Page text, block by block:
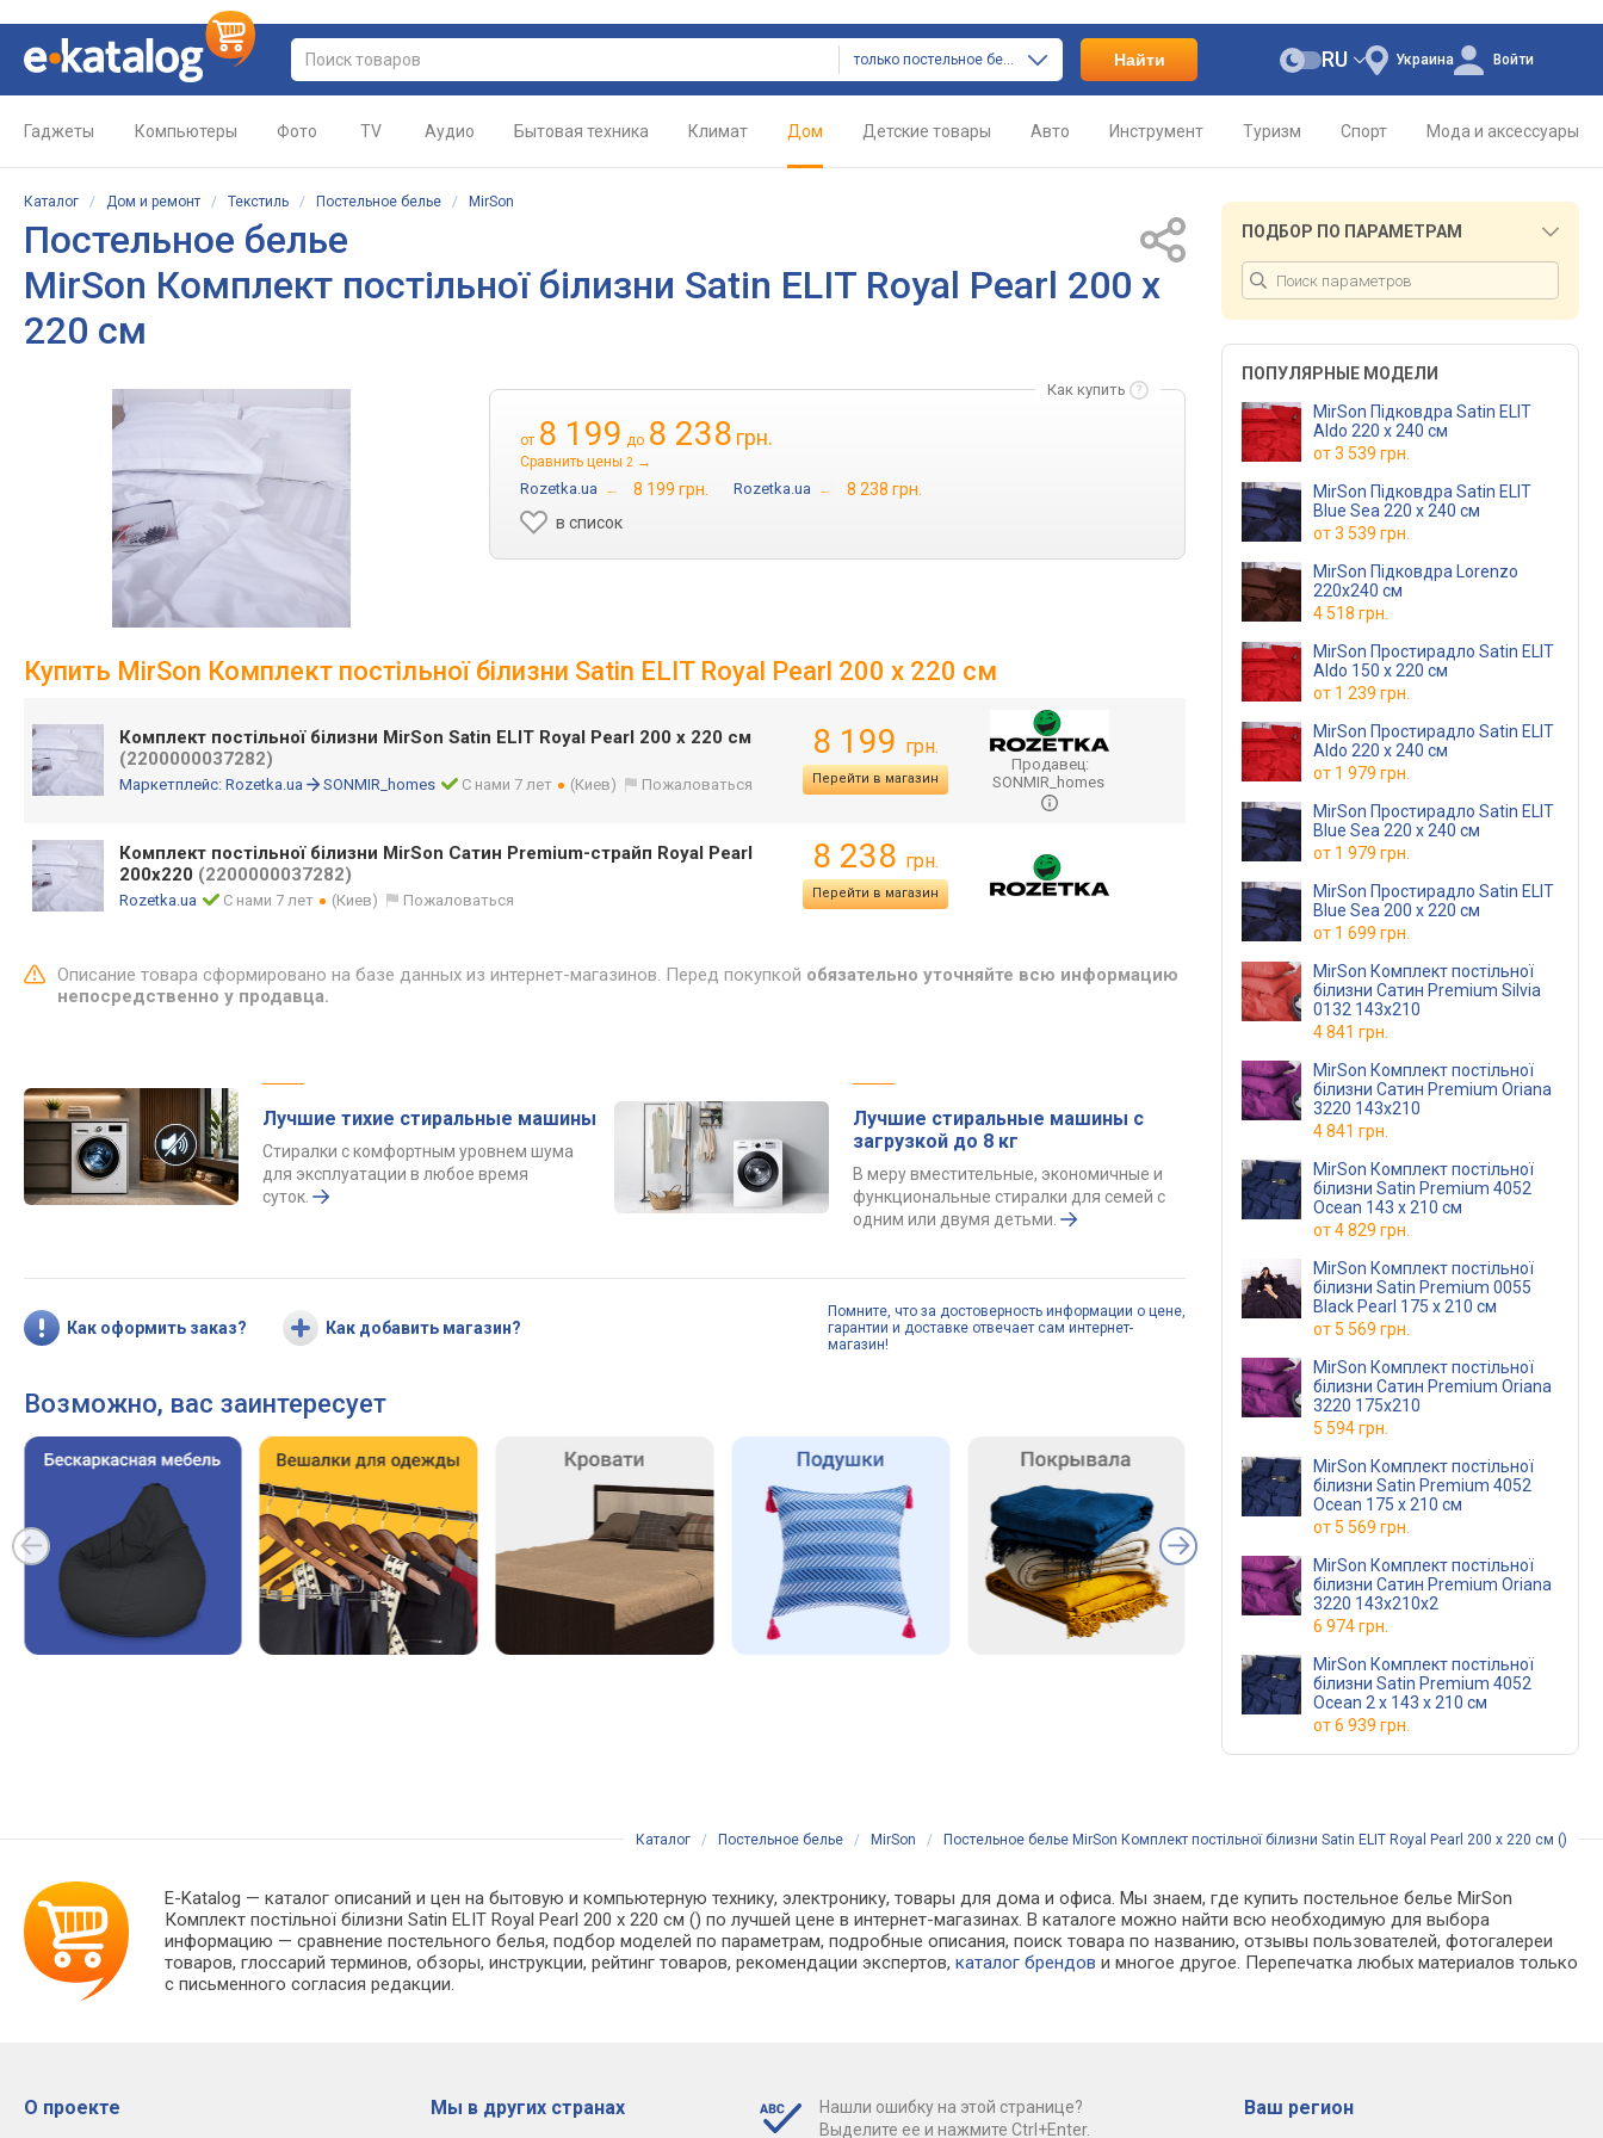
только постельное белье Найти Украина
RU Войти
Гаджеты Компьютеры Фото TV Аудио Бытовая техника Климат Дом Детские товары Авто Инструмент Туризм Спорт Мода и аксессуары
Каталог / Дом и ремонт / Текстиль / Постельное белье / MirSon
Постельное белье
MirSon Комплект постільної білизни Satin ELIT Royal Pearl 200 x
220 см
Как купить
от 8 199 до 8 238 грн.
Сравнить цены 2 →
Rozetka.ua → 8 199 грн. Rozetka.ua →
8 238 грн.
в список
Купить MirSon Комплект постільної білизни Satin ELIT Royal Pearl 200 x 220 см
Комплект постільної білизни MirSon Satin ELIT Royal Pearl 200 x 220 см
(2200000037282)
Маркетплейс: Rozetka.ua SONMIR_homes С нами 7 лет (Киев) Пожаловаться
8 199 грн.
Перейти в магазин
Продавец:
SONMIR_homes
Комплект постільної білизни MirSon Сатин Premium-страйп Royal Pearl
200х220 (2200000037282)
Rozetka.ua С нами 7 лет (Киев) Пожаловаться
8 238 грн.
Перейти в магазин
Описание товара сформировано на базе данных из интернет-магазинов. Перед покупкой обязательно уточняйте всю информацию
непосредственно у продавца.
Лучшие тихие стиральные машины
Стиралки с комфортным уровнем шума
для эксплуатации в любое время
суток.
Лучшие стиральные машины с
загрузкой до 8 кг
В меру вместительные, экономичные и
функциональные стиралки для семей с
одним или двумя детьми.
Как оформить заказ? Как добавить магазин?
Помните, что за достоверность информации о цене,
гарантии и доставке отвечает сам интернет-
магазин!
Возможно, вас заинтересует
ПОДБОР ПО ПАРАМЕТРАМ
ПОПУЛЯРНЫЕ МОДЕЛИ
MirSon Підковдра Satin ELIT
Aldo 220 x 240 см
от3 539 грн.
MirSon Підковдра Satin ELIT
Blue Sea 220 x 240 см
от3 539 грн.
MirSon Підковдра Lorenzo
220х240 см
4 518 грн.
MirSon Простирадло Satin ELIT
Aldo 150 х 220 см
от 1 239 грн.
MirSon Простирадло Satin ELIT
Aldo 220 х 240 см
от 1 979 грн.
MirSon Простирадло Satin ELIT
Blue Sea 220 х 240 см
от 1 979 грн.
MirSon Простирадло Satin ELIT
Blue Sea 200 х 220 см
от 1 699 грн.
MirSon Комплект постільної
білизни Сатин Premium Silvia
0132 143х210
4 841 грн.
MirSon Комплект постільної
білизни Сатин Premium Oriana
3220 143х210
4 841 грн.
MirSon Комплект постільної
білизни Satin Premium 4052
Ocean 143 x 210 см
от4 829 грн.
MirSon Комплект постільної
білизни Satin Premium 0055
Black Pearl 175 x 210 см
от5 569 грн.
MirSon Комплект постільної
білизни Сатин Premium Oriana
3220 175х210
5 594 грн.
MirSon Комплект постільної
білизни Satin Premium 4052
Ocean 175 x 210 см
от5 569 грн.
MirSon Комплект постільної
білизни Сатин Premium Oriana
3220 143х210х2
6 974 грн.
MirSon Комплект постільної
білизни Satin Premium 4052
Ocean 2 x 143 x 210 см
от6 939 грн.
Каталог / Постельное белье / MirSon / Постельное белье MirSon Комплект постільної білизни Satin ELIT Royal Pearl 200 x 220 см ()
E-Katalog — каталог описаний и цен на бытовую и компьютерную технику, электронику, товары для дома и офиса. Мы знаем, где купить постельное белье MirSon
Комплект постільної білизни Satin ELIT Royal Pearl 200 x 220 см () по лучшей цене в интернет-магазинах. В каталоге можно найти всю необходимую для выбора
информацию — сравнение постельного белья, подбор моделей по параметрам, подробные описания, поиск товара по названию, отзывы пользователей, фотогалереи
товаров, глоссарий терминов, обзоры, инструкции, рейтинг товаров, рекомендации экспертов,каталог брендов и многое другое. Перепечатка любых материалов только
с письменного согласия редакции.
О проекте Мы в других странах
Нашли ошибку на этой странице?
Выделите ее и нажмите Ctrl+Enter.
Ваш регион